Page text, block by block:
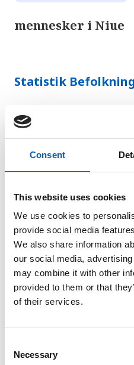
Consent
This website uses cookies
We use cookies to
provide social media
We also share information
our social media,
may combine it with other
provided to them or that
of their services.
Necessary
mennesker i Niue
Statistik Befolkning
Børn per kvinde